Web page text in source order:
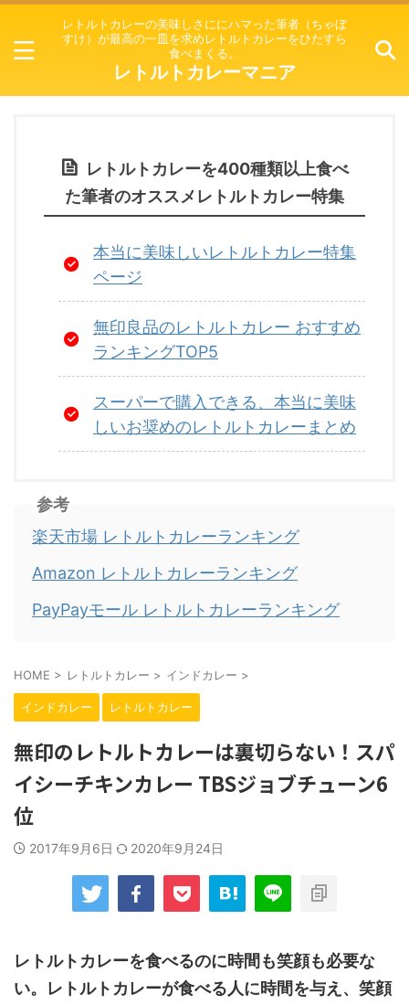
レトルトカレーの美味しさににハマった筆者（ちゃぼ
すけ）が最高の一皿を求めレトルトカレーをひたすら
食べまくる。
レトルトカレーマニア
レトルトカレーを400種類以上食べ
た筆者のオススメレトルトカレー特集
本当に美味しいレトルトカレー特集
ページ
無印良品のレトルトカレー おすすめ
ランキングTOP5
スーパーで購入できる、本当に美味
しいお奨めのレトルトカレーまとめ
参考
楽天市場 レトルトカレーランキング
Amazon レトルトカレーランキング
PayPayモール レトルトカレーランキング
HOME > レトルトカレー > インドカレー >
インドカレー レトルトカレー
無印のレトルトカレーは裏切らない！スパ
イシーチキンカレー TBSジョブチューン6
位
2017年9月6日 2020年9月24日
レトルトカレーを食べるのに時間も笑顔も必要な
い。レトルトカレーが食べる人に時間を与え、笑顔